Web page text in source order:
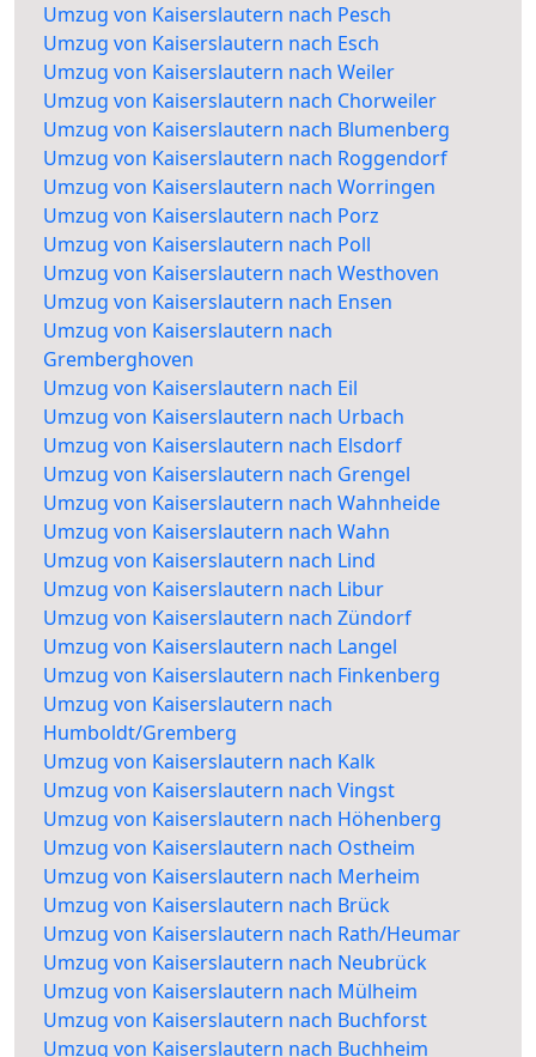
Umzug von Kaiserslautern nach Pesch
Umzug von Kaiserslautern nach Esch
Umzug von Kaiserslautern nach Weiler
Umzug von Kaiserslautern nach Chorweiler
Umzug von Kaiserslautern nach Blumenberg
Umzug von Kaiserslautern nach Roggendorf
Umzug von Kaiserslautern nach Worringen
Umzug von Kaiserslautern nach Porz
Umzug von Kaiserslautern nach Poll
Umzug von Kaiserslautern nach Westhoven
Umzug von Kaiserslautern nach Ensen
Umzug von Kaiserslautern nach
Gremberghoven
Umzug von Kaiserslautern nach Eil
Umzug von Kaiserslautern nach Urbach
Umzug von Kaiserslautern nach Elsdorf
Umzug von Kaiserslautern nach Grengel
Umzug von Kaiserslautern nach Wahnheide
Umzug von Kaiserslautern nach Wahn
Umzug von Kaiserslautern nach Lind
Umzug von Kaiserslautern nach Libur
Umzug von Kaiserslautern nach Zündorf
Umzug von Kaiserslautern nach Langel
Umzug von Kaiserslautern nach Finkenberg
Umzug von Kaiserslautern nach
Humboldt/Gremberg
Umzug von Kaiserslautern nach Kalk
Umzug von Kaiserslautern nach Vingst
Umzug von Kaiserslautern nach Höhenberg
Umzug von Kaiserslautern nach Ostheim
Umzug von Kaiserslautern nach Merheim
Umzug von Kaiserslautern nach Brück
Umzug von Kaiserslautern nach Rath/Heumar
Umzug von Kaiserslautern nach Neubrück
Umzug von Kaiserslautern nach Mülheim
Umzug von Kaiserslautern nach Buchforst
Umzug von Kaiserslautern nach Buchheim